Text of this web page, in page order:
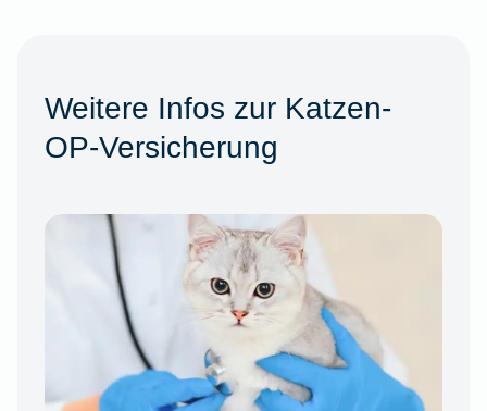
Weitere Infos zur Katzen-
OP-Versicherung